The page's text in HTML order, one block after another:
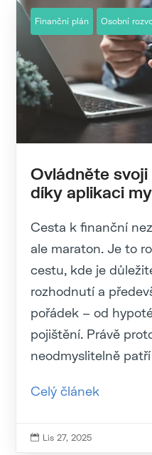
Finanční plán Osobní
Ovládněte
díky aplikaci
Cesta k finanční
ale maraton. Je to
cestu, kde je
rozhodnutí a
pořádek – od
pojištění. Právě
neodmyslitelně
Celý článek
 Lis 27, 2025